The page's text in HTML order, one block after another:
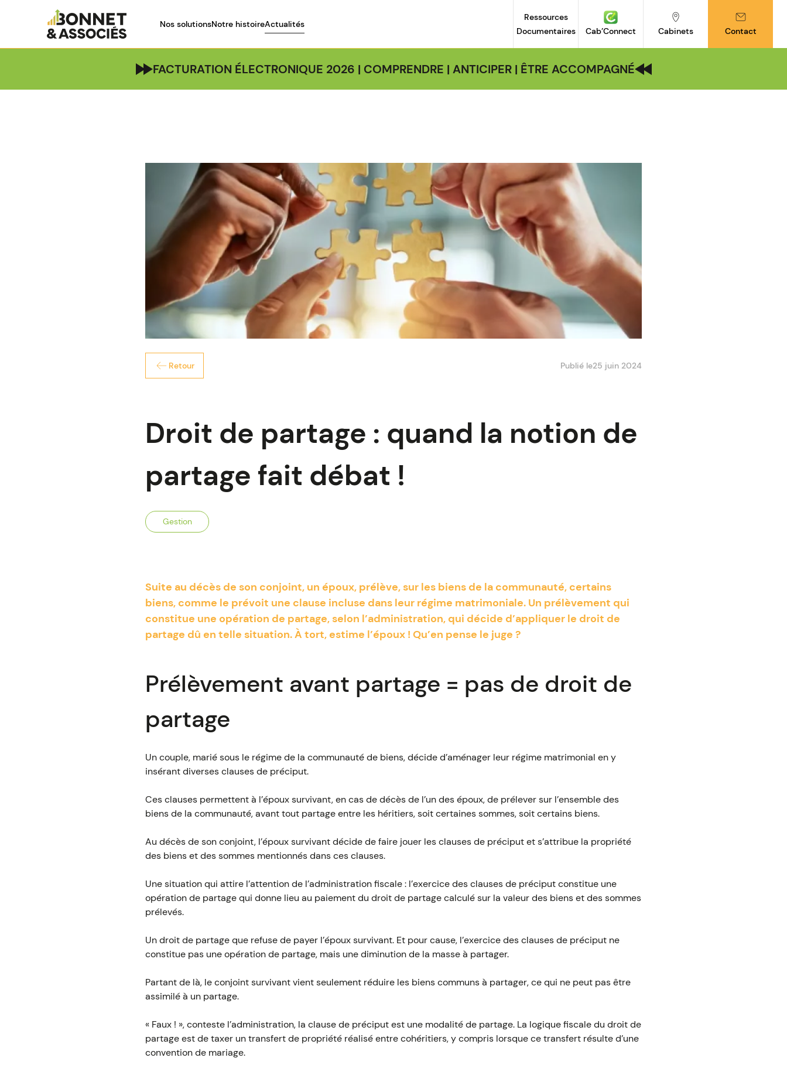
Nos solutionsNotre histoireActualités
Ressources
Documentaires
Cab’Connect Cabinets Contact
FACTURATION ÉLECTRONIQUE 2026 | COMPRENDRE | ANTICIPER | ÊTRE ACCOMPAGNÉ
Retour Publié le25 juin 2024
Droit de partage : quand la notion de
partage fait débat !
Gestion
Suite au décès de son conjoint, un époux, prélève, sur les biens de la communauté, certains
biens, comme le prévoit une clause incluse dans leur régime matrimoniale. Un prélèvement qui
constitue une opération de partage, selon l’administration, qui décide d’appliquer le droit de
partage dû en telle situation. À tort, estime l’époux ! Qu’en pense le juge ?
Prélèvement avant partage = pas de droit de
partage
Un couple, marié sous le régime de la communauté de biens, décide d’aménager leur régime matrimonial en y
insérant diverses clauses de préciput.
Ces clauses permettent à l’époux survivant, en cas de décès de l’un des époux, de prélever sur l’ensemble des
biens de la communauté, avant tout partage entre les héritiers, soit certaines sommes, soit certains biens.
Au décès de son conjoint, l’époux survivant décide de faire jouer les clauses de préciput et s’attribue la propriété
des biens et des sommes mentionnés dans ces clauses.
Une situation qui attire l’attention de l’administration fiscale : l’exercice des clauses de préciput constitue une
opération de partage qui donne lieu au paiement du droit de partage calculé sur la valeur des biens et des sommes
prélevés.
Un droit de partage que refuse de payer l’époux survivant. Et pour cause, l’exercice des clauses de préciput ne
constitue pas une opération de partage, mais une diminution de la masse à partager.
Partant de là, le conjoint survivant vient seulement réduire les biens communs à partager, ce qui ne peut pas être
assimilé à un partage.
« Faux ! », conteste l’administration, la clause de préciput est une modalité de partage. La logique fiscale du droit de
partage est de taxer un transfert de propriété réalisé entre cohéritiers, y compris lorsque ce transfert résulte d’une
convention de mariage.